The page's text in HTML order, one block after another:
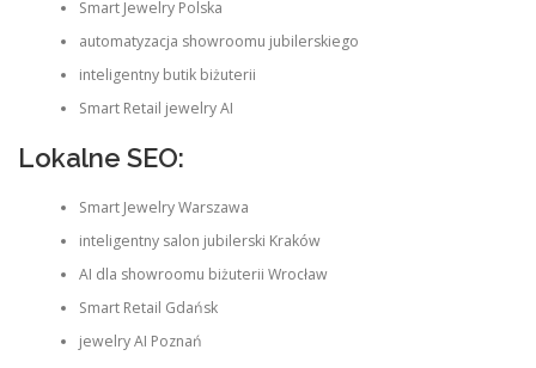
Smart Jewelry Polska
automatyzacja showroomu jubilerskiego
inteligentny butik biżuterii
Smart Retail jewelry AI
Lokalne SEO:
Smart Jewelry Warszawa
inteligentny salon jubilerski Kraków
AI dla showroomu biżuterii Wrocław
Smart Retail Gdańsk
jewelry AI Poznań